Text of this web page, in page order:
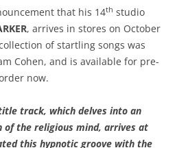
that his 14th studio
, arrives in stores on October
of startling songs was
Cohen, and is available for pre-
now.
track, which delves into an
of the religious mind, arrives at
this hypnotic groove with the